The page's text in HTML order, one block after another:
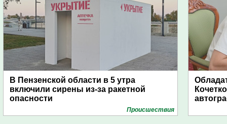
В Пензенской области в 5 утра
включили сирены из-за ракетной
опасности
Проиcшествия